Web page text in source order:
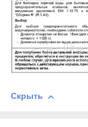
Скрыть